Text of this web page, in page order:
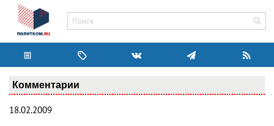
Комментарии
18.02.2009